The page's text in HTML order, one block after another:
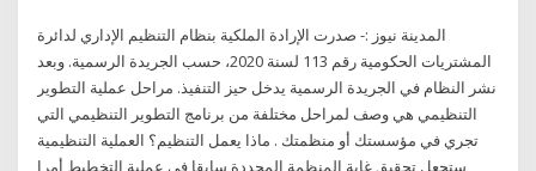
المدينة نيوز :- صدرت الإرادة الملكية بنظام التنظيم الإداري لدائرة
المشتريات الحكومية رقم 113 لسنة 2020، حسب الجريدة الرسمية. وبعد
نشر النظام في الجريدة الرسمية يدخل حيز التنفيذ. مراحل عملية التطوير
التنظيمي هي وصف لمراحل مختلفة من برنامج التطوير التنظيمي التي
تجري في مؤسستك أو منظمتك . ماذا يعمل التنظيم؟ العملية التنظيمية
ستجعل تحقيق غاية المنظمة المحددة سابقا في عملية التخطيط أمرا